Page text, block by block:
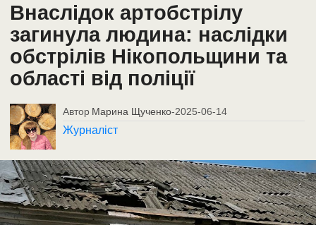
Внаслідок артобстрілу
загинула людина: наслідки
обстрілів Нікопольщини та
області від поліції
Автор Марина Щученко-2025-06-14
Журналіст